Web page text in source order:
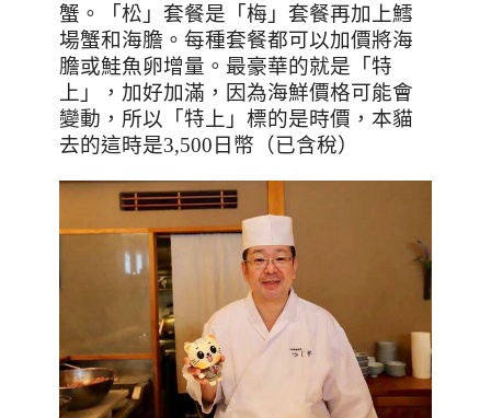
蟹。「松」套餐是「梅」套餐再加上鱈
場蟹和海膽。每種套餐都可以加價將海
膽或鮭魚卵增量。最豪華的就是「特
上」，加好加滿，因為海鮮價格可能會
變動，所以「特上」標的是時價，本貓
去的這時是3,500日幣（已含稅）